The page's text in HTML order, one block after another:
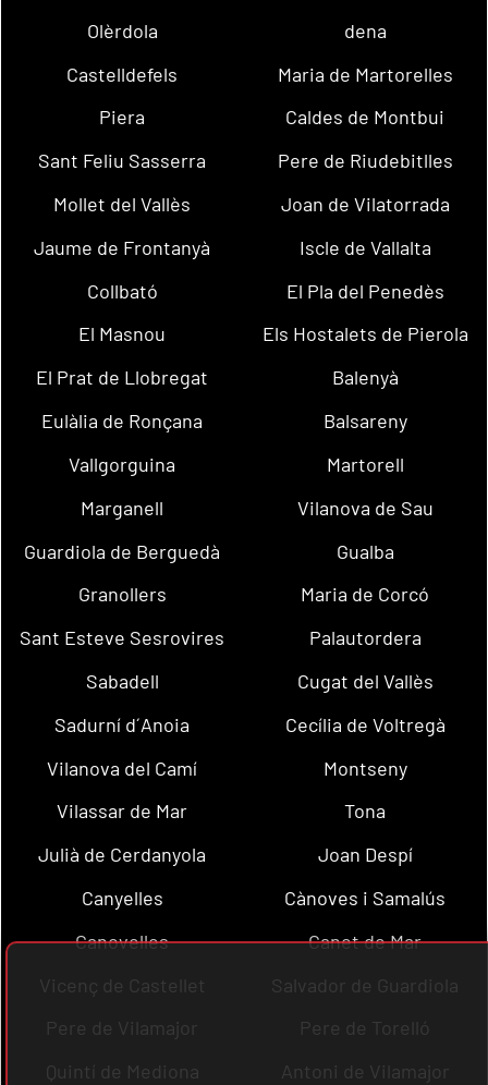
Olèrdola
dena
Castelldefels
Maria de Martorelles
Piera
Caldes de Montbui
Sant Feliu Sasserra
Pere de Riudebitlles
Mollet del Vallès
Joan de Vilatorrada
Jaume de Frontanyà
Iscle de Vallalta
Collbató
El Pla del Penedès
El Masnou
Els Hostalets de Pierola
El Prat de Llobregat
Balenyà
Eulàlia de Ronçana
Balsareny
Vallgorguina
Martorell
Marganell
Vilanova de Sau
Guardiola de Berguedà
Gualba
Granollers
Maria de Corcó
Sant Esteve Sesrovires
Palautordera
Sabadell
Cugat del Vallès
Sadurní d´Anoia
Cecília de Voltregà
Vilanova del Camí
Montseny
Vilassar de Mar
Tona
Julià de Cerdanyola
Joan Despí
Canyelles
Cànoves i Samalús
Canovelles
Canet de Mar
Vicenç de Castellet
Salvador de Guardiola
Pere de Vilamajor
Pere de Torelló
Quintí de Mediona
Antoni de Vilamajor